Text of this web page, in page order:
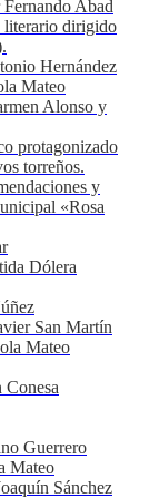
Abad
literario dirigido
Hernández
Mateo
Alonso y
protagonizado
torreños.
y
«Rosa
Dólera
San Martín
Mateo
Guerrero
Mateo
Sánchez